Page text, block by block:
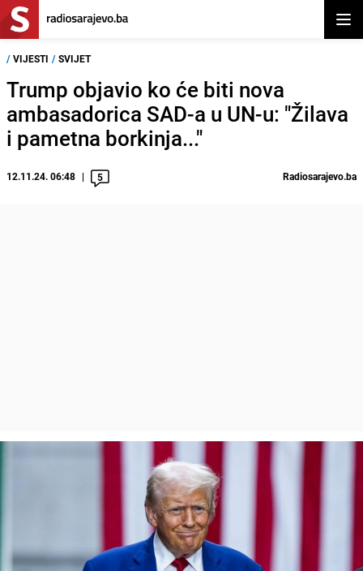
/ VIJESTI / SVIJET
Trump objavio ko će biti nova
ambasadorica SAD-a u UN-u: "Žilava
i pametna borkinja..."
12.11.24. 06:48 5 Radiosarajevo.ba